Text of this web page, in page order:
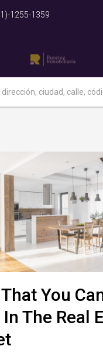
1255-1359
You
The Real